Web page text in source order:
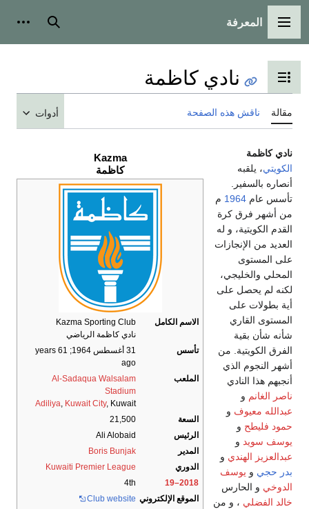
القائمة الرئيسية
المعرفة بحث
تبديل عرض جدول المحتويات
نادي كاظمة
مقالة ناقش هذه الصفحة أدوات
Kazma
كاظمة
الاسم الكامل
Kazma Sporting Club
نادي كاظمة الرياضي
تأسس
31 أغسطس 1964
; 61 years
ago
الملعب
Al-Sadaqua Walsalam
Stadium
Adiliya, Kuwait City, Kuwait
السعة
21,500
الرئيس
Ali Alobaid
المدير
Boris Bunjak
الدوري
Kuwaiti Premier League
2018–19
4th
الموقع الإلكتروني Club website
نادي كاظمة
الكويتي، يلقبه
أنصاره بالسفير.
تأسس عام 1964 م
من أشهر فرق كرة
القدم الكويتية، و له
العديد من الإنجازات
على المستوى
المحلي والخليجي،
لكنه لم يحصل على
أية بطولات على
المستوى القاري
شأنه شأن بقية
الفرق الكويتية. من
أشهر النجوم الذي
أنجبهم هذا النادي
ناصر الغانم و
عبدالله معيوف و
حمود فليطح و
يوسف سويد و
عبدالعزيز الهندي و
بدر حجي و يوسف
الدوخي و الحارس
خالد الفضلي ، و من